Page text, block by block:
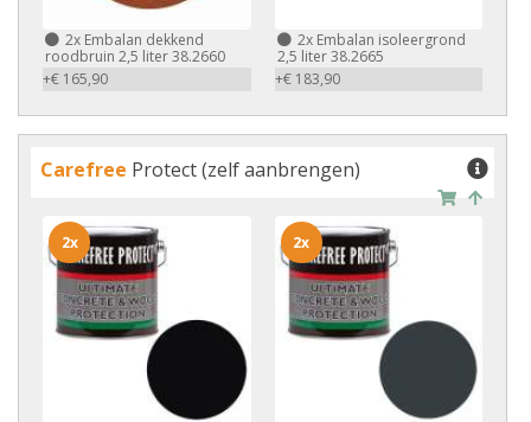
2x Embalan dekkend
roodbruin 2,5 liter 38.2660
+€ 165,90
2xEmbalan isoleergrond
2,5 liter 38.2665
+€ 183,90
Carefree Protect (zelf aanbrengen)
2x 2x